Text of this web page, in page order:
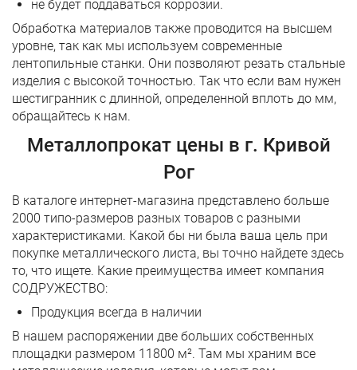
не будет поддаваться коррозии.
Обработка материалов также проводится на высшем
уровне, так как мы используем современные
лентопильные станки. Они позволяют резать стальные
изделия с высокой точностью. Так что если вам нужен
шестигранник с длинной, определенной вплоть до мм,
обращайтесь к нам.
Металлопрокат цены в г. Кривой
Рог
В каталоге интернет-магазина представлено больше
2000 типо-размеров разных товаров с разными
характеристиками. Какой бы ни была ваша цель при
покупке металлического листа, вы точно найдете здесь
то, что ищете. Какие преимущества имеет компания
СОДРУЖЕСТВО:
Продукция всегда в наличии
В нашем распоряжении две больших собственных
площадки размером 11800 м². Там мы храним все